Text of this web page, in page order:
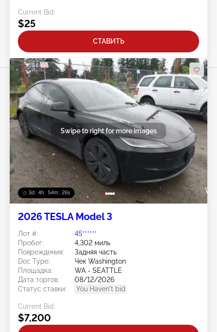
Current Bid:
$25
СТАВИТЬ
3d : 4h : 54m : 23s
Swipe to right for more images
2026 TESLA Model 3
Лот #:
45******
Пробег:
4,302 миль
Повреждения:
Задняя часть
Doc Type:
Чек Washington
Площадка:
WA - SEATTLE
Дата торгов:
08/12/2026
Статус ставки:
You Haven't bid
Current Bid:
$7,200